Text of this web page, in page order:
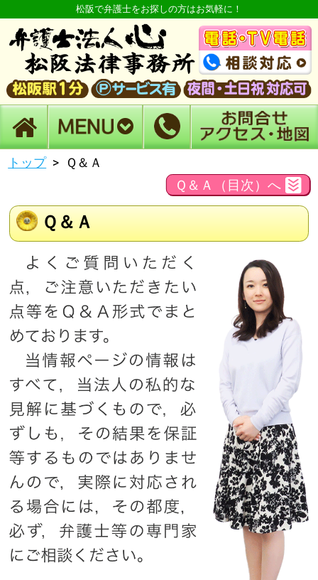
松阪で弁護士をお探しの方はお気軽に！
トップ Ｑ＆Ａ
Ｑ＆Ａ（目次）へ
Ｑ＆Ａ